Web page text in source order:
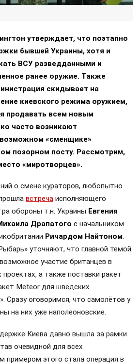
утверждает, что поэтапно
бывшей Украины, хотя и
ВСУ разведданными и
ранее оружие. Также
скидывает на
киевского режима оружием,
продавать всем новым
часто возникают
«сменщике»
позорном посту. Рассмотрим,
«миротворцев».
о смене кураторов, любопытно
встреча исполняющего
обороны т.н. Украины Евгения
Драпатого с начальником
Ричардом Найтоном.
уточняют, что главной темой
участие британцев в
проектах, а также поставки ракет
Meteor для шведских
Сразу оговоримся, что самолётов у
на них уже наполеоновские.
Киева давно вышла за рамки
очевидной для всех
примером этого стала операция в